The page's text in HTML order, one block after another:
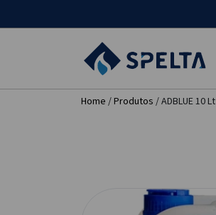
Home /Produtos / ADBLUE 10 Lt